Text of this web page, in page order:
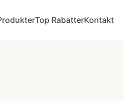
Top RabatterKontakt